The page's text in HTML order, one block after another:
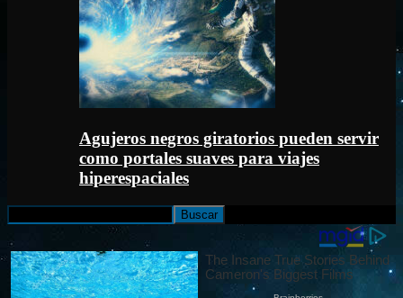
Agujeros negros giratorios pueden servir
como portales suaves para viajes
hiperespaciales